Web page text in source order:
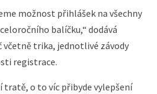
možnost přihlášek na všechny
balíčku,“ dodává
včetně trika, jednotlivé závody
registrace.
tratě, o to víc přibyde vylepšení